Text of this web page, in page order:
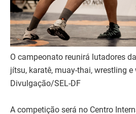
O campeonato reunirá lutadores
jítsu, karatê, muay-thai, wrestling e
Divulgação/SEL-DF
A competição será no Centro